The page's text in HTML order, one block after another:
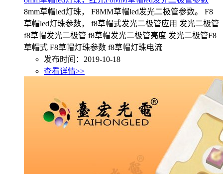
8mm草帽led灯珠， F8MM草帽led发光二极管参数。 F8
草帽led灯珠参数， f8草帽式发光二极管应用 发光二极管
f8草帽发光二极管 f8草帽发光二极管亮度 发光二极管F8
草帽式 F8草帽灯珠参数 f8草帽灯珠电流
发布时间：2019-10-18
查看详情>>